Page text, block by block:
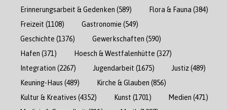
Erinnerungsarbeit & Gedenken (589) Flora & Fauna (384)
Freizeit (1108) Gastronomie (549)
Geschichte (1376) Gewerkschaften (590)
Hafen (371) Hoesch & Westfalenhütte (327)
Integration (2267) Jugendarbeit (1675) Justiz(489)
Keuning-Haus (489) Kirche & Glauben (856)
Kultur & Kreatives (4352) Kunst (1701) Medien (471)